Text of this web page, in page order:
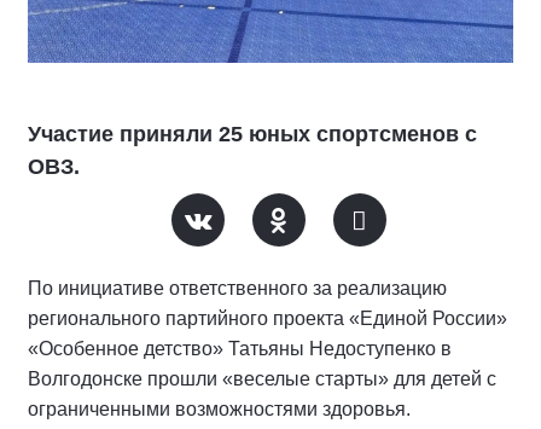
Участие приняли 25 юных спортсменов с
ОВЗ.
По инициативе ответственного за реализацию
регионального партийного проекта «Единой России»
«Особенное детство» Татьяны Недоступенко в
Волгодонске прошли «веселые старты» для детей с
ограниченными возможностями здоровья.